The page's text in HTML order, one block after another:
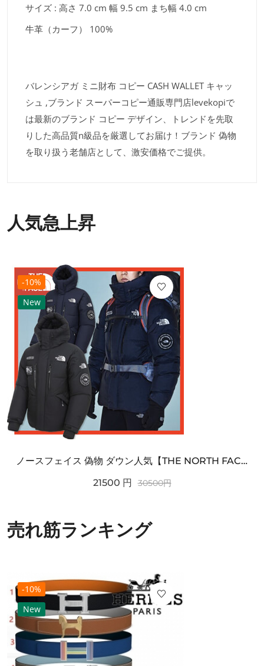
サイズ : 高さ 7.0 cm 幅 9.5 cm まち幅 4.0 cm
牛革（カーフ） 100%
バレンシアガ ミニ財布 コピー CASH WALLET キャッ
シュ ,ブランド スーパーコピー通販専門店levekopiで
は最新のブランド コピー デザイン、トレンドを先取
りした高品質n級品を厳選してお届け！ブランド 偽物
を取り扱う老舗店として、激安価格でご提供。
人気急上昇
-10%
New
ノースフェイス 偽物 ダウン人気【THE NORTH FACE】M'S 7 SUMMIT HIM...
21500 円 30500円
売れ筋ランキング
-10%
New